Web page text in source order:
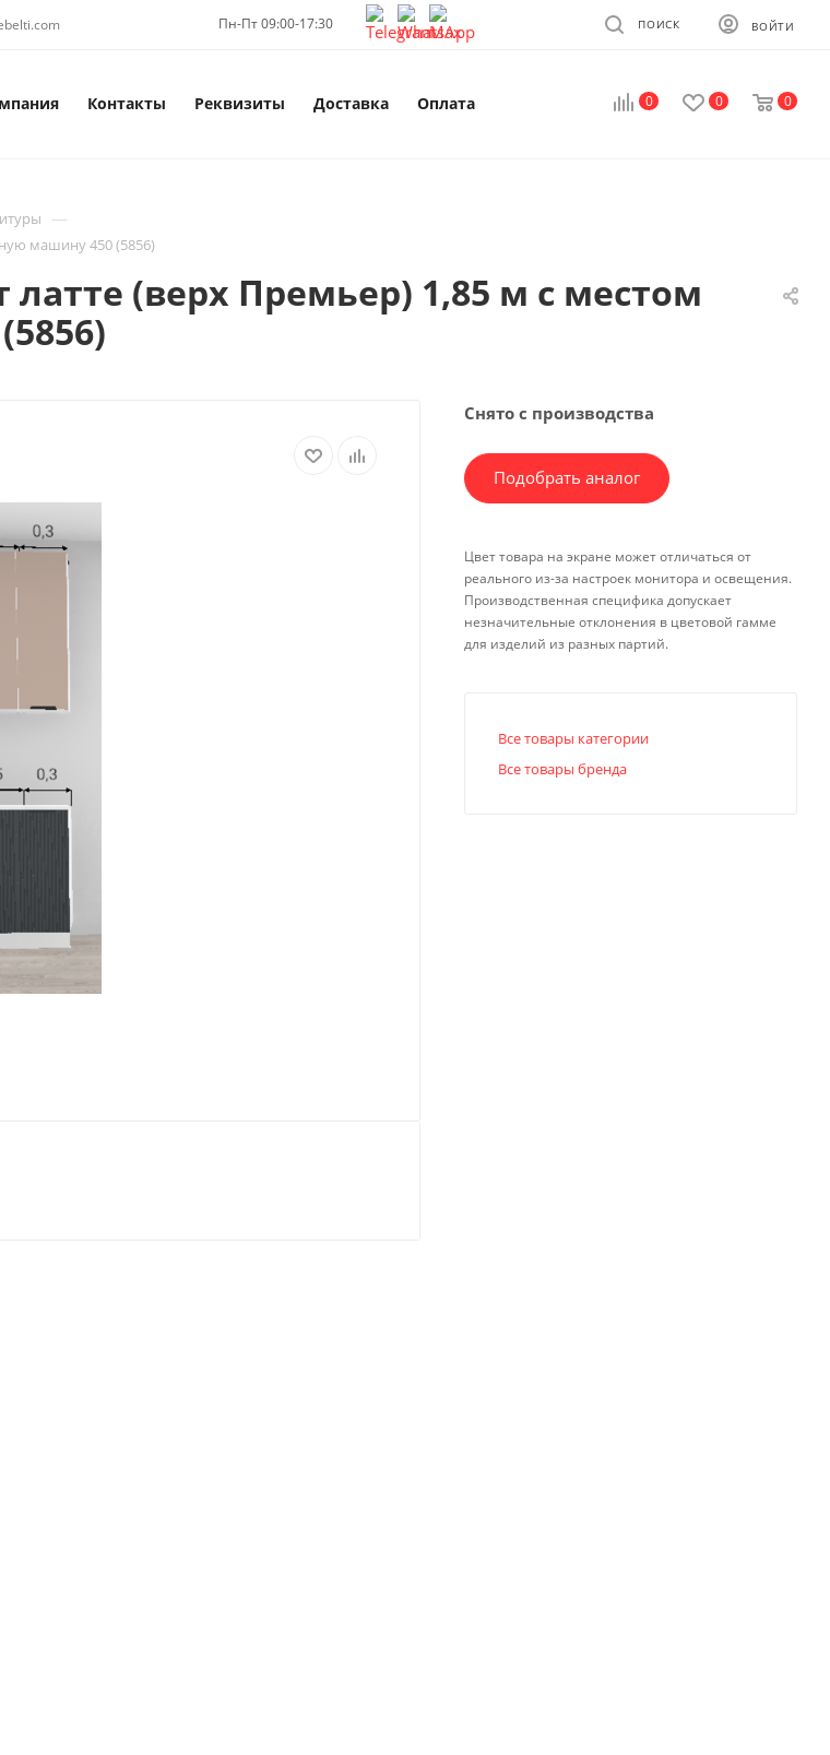
Пн-Пт 09:00-17:30 ВОЙТИ
ПОИСК
0 0 0
Контакты Реквизиты Доставка Оплата
—
машину 450 (5856)
(верх Премьер) 1,85 м с местом
Снято с производства
Подобрать аналог
Цвет товара на экране может отличаться от
реального из-за настроек монитора и освещения.
Производственная специфика допускает
незначительные отклонения в цветовой гамме
для изделий из разных партий.
Все товары категории
Все товары бренда